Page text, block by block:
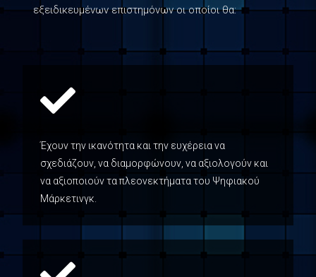
εξειδικευμένων επιστημόνων οι οποίοι θα:
Έχουν την ικανότητα και την ευχέρεια να
σχεδιάζουν, να διαμορφώνουν, να αξιολογούν και
να αξιοποιούν τα πλεονεκτήματα του Ψηφιακού
Μάρκετινγκ.